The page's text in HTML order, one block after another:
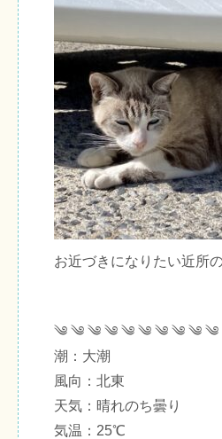
お近づきになりたい近所
༄ ༄ ༄ ༄ ༄ ༄ ༄ ༄ ༄
潮：大潮
風向：北東
天気：晴れのち曇り
気温：25℃